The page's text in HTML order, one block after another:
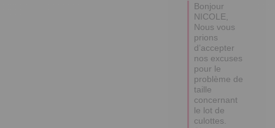
Bonjour
NICOLE,
Nous vous
prions
d’accepter
nos excuses
pour le
problème de
taille
concernant
le lot de
culottes.